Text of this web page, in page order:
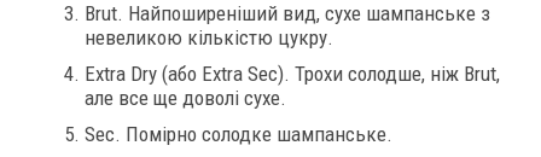
Brut. Найпоширеніший вид, сухе шампанське з
невеликою кількістю цукру.
Extra Dry (або Extra Sec). Трохи солодше, ніж Brut,
але все ще доволі сухе.
Sec. Помірно солодке шампанське.